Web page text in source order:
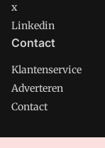
x
Linkedin
Contact
Klantenservice
Adverteren
Contact